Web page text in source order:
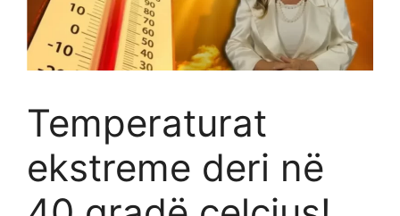
Temperaturat
ekstreme deri në